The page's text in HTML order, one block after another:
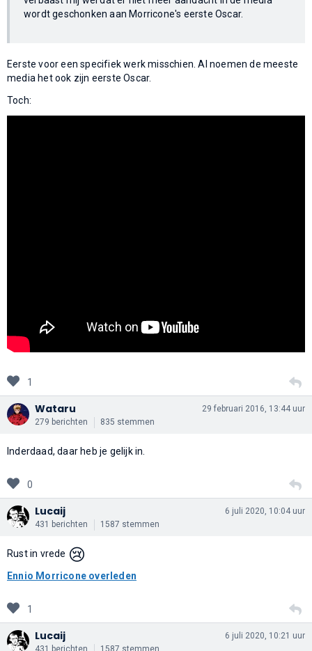
wordt geschonken aan Morricone's eerste Oscar.
Eerste voor een specifiek werk misschien. Al noemen de meeste
media het ook zijn eerste Oscar.
Toch:
1
Wataru
279 berichten 835 stemmen
29 februari 2016, 13:44 uur
Inderdaad, daar heb je gelijk in.
0
Lucaij
431 berichten 1587 stemmen
6 juli 2020, 10:04 uur
Rust in vrede 😢
Ennio Morricone overleden
1
Lucaij
431 berichten 1587 stemmen
6 juli 2020, 10:21 uur